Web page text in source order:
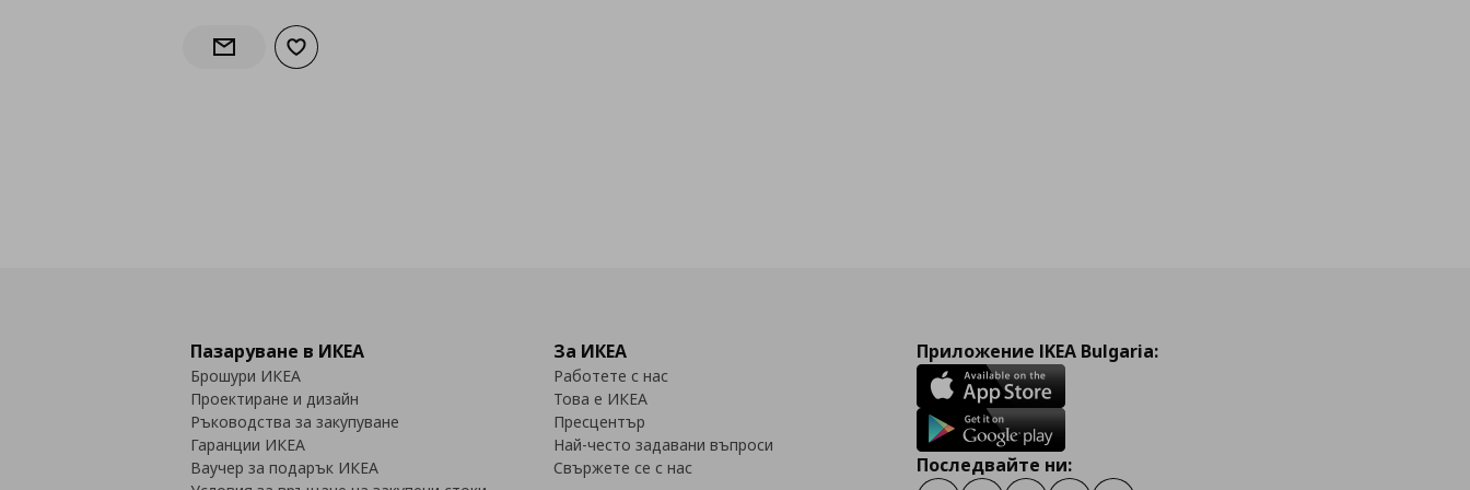
Информирай ме за наличност
Добави към списъка с любими
Пазаруване в ИКЕА
Брошури ИКЕА
Проектиране и дизайн
Ръководства за закупуване
Гаранции ИКЕА
Ваучер за подарък ИКЕА
За ИКЕА
Работете с нас
Това е ИКЕА
Пресцентър
Най-често задавани въпроси
Свържете се с нас
Приложение IKEA Bulgaria:
Последвайте ни: